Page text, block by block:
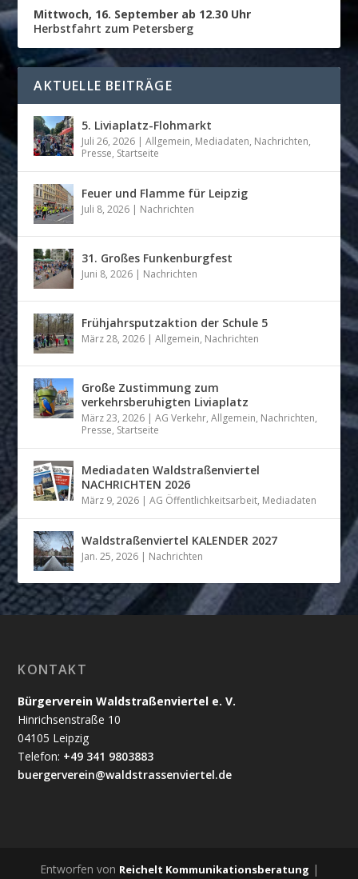
Mittwoch, 16. September ab 12.30 Uhr
Herbstfahrt zum Petersberg
AKTUELLE BEITRÄGE
5. Liviaplatz-Flohmarkt
Juli 26, 2026 |Allgemein, Mediadaten, Nachrichten,
Presse, Startseite
Feuer und Flamme für Leipzig
Juli 8, 2026 | Nachrichten
31. Großes Funkenburgfest
Juni 8, 2026 | Nachrichten
Frühjahrsputzaktion der Schule 5
März 28, 2026 |Allgemein, Nachrichten
Große Zustimmung zum
verkehrsberuhigten Liviaplatz
März 23, 2026 |AG Verkehr,Allgemein, Nachrichten,
Presse, Startseite
Mediadaten Waldstraßenviertel
NACHRICHTEN 2026
März 9, 2026 |AG Öffentlichkeitsarbeit, Mediadaten
Waldstraßenviertel KALENDER 2027
Jan. 25, 2026 | Nachrichten
KONTAKT
Bürgerverein Waldstraßenviertel e. V.
Hinrichsenstraße 10
04105 Leipzig
Telefon: +49 341 9803883
buergerverein@waldstrassenviertel.de
Entworfen von Reichelt Kommunikationsberatung |